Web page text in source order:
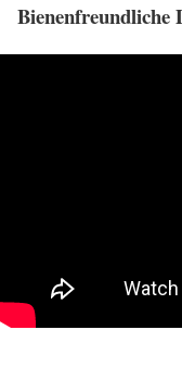
Bienenfreundliche